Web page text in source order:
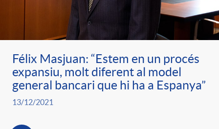
Félix Masjuan: “Estem en un procés
expansiu, molt diferent al model
general bancari que hi ha a Espanya”
13/12/2021